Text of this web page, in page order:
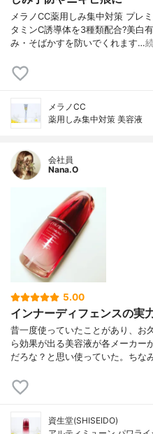
メラノCC薬用しみ集中対策 プレ
タミンC誘導体を3種類配合?美白
み・そばかすを防いでくれます…
メラノCC
薬用しみ集中対策 美容液
会社員
Nana.O
5.00
インナーディフェンスの実
昔一度使っていたことがあり、お
ら効果が出る美容液が各メーカー
だろな？と思い使っていた。ちな
資生堂(SHISEIDO)